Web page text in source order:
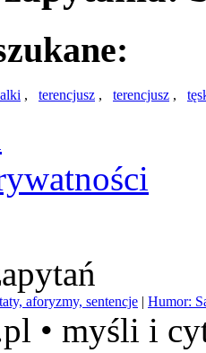
, terencjusz , terencjusz ,
aforyzmy, sentencje | Humor:
• myśli i